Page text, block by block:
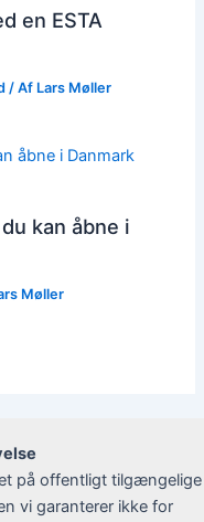
en ESTA
/ Af Lars Møller
kan åbne i
Møller
på offentligt tilgængelige
vi garanterer ikke for